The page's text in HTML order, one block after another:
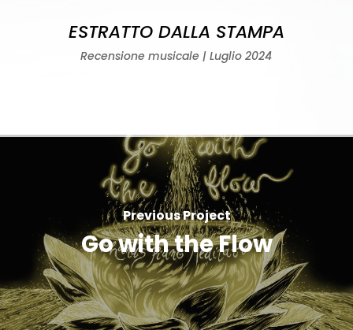
ESTRATTO DALLA STAMPA
Recensione musicale | Luglio 2024
Previous Project
Go with the Flow